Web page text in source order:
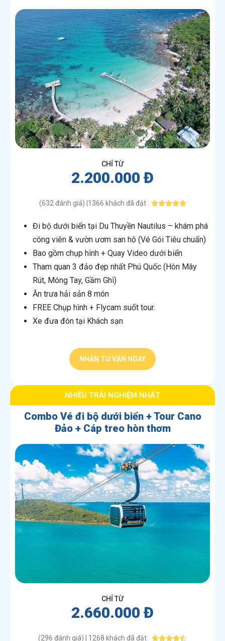
CHỈ TỪ
2.200.000 Đ
(632 đánh giá) |1366 khách đã đặt 
Đi bộ dưới biển tại Du Thuyền Nautilus – khám phá
công viên & vườn ươm san hô (Vé Gói Tiêu chuẩn)
Bao gồm chụp hình + Quay Video dưới biển
Tham quan 3 đảo đẹp nhất Phú Quốc (Hòn Mây
Rút, Móng Tay, Gầm Ghì)
Ăn trưa hải sản 8 món
FREE Chụp hình + Flycam suốt tour.
Xe đưa đón tại Khách sạn
NHẬN TƯ VẤN NGAY
Combo Vé đi bộ dưới biển + Tour Cano
Đảo + Cáp treo hòn thơm
NHIỀU TRẢI NGHIỆM NHẤT
CHỈ TỪ
2.660.000 Đ
(296 đánh giá) | 1268 khách đã đặt 